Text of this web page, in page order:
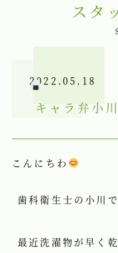
スタ
2022.05.18
キャラ弁小川
こんにちわ
歯科衛生士の小川
最近洗濯物が早く